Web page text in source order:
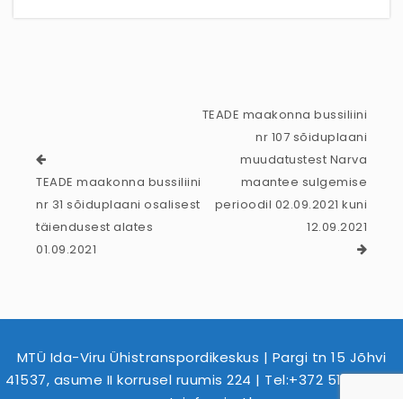
TEADE maakonna bussiliini
nr 31 sõiduplaani osalisest
täiendusest alates
01.09.2021
TEADE maakonna bussiliini
nr 107 sõiduplaani
muudatustest Narva
maantee sulgemise
perioodil 02.09.2021 kuni
12.09.2021
MTÜ Ida-Viru Ühistranspordikeskus | Pargi tn 15 Jõhvi
41537, asume II korrusel ruumis 224 | Tel:+372 516 2479 |